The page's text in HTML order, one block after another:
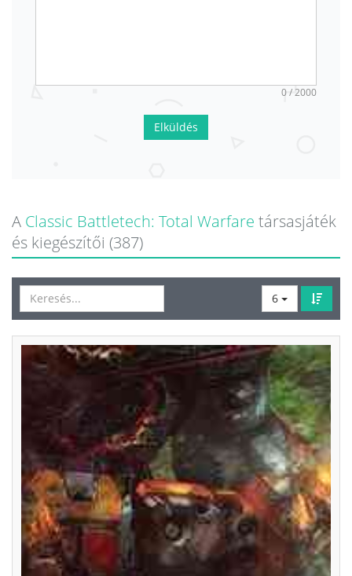
0 / 2000
Elküldés
A Classic Battletech: Total Warfare társasjáték
és kiegészítői (387)
6